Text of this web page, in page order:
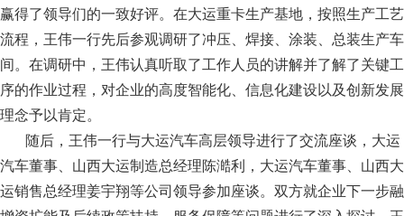
赢得了领导们的一致好评。在大运重卡生产基地，按照生产工艺
流程，王伟一行先后参观调研了冲压、焊接、涂装、总装生产车
间。在调研中，王伟认真听取了工作人员的讲解并了解了关键工
序的作业过程，对企业的高度智能化、信息化建设以及创新发展
理念予以肯定。
随后，王伟一行与大运汽车高层领导进行了交流座谈，大运
汽车董事、山西大运制造总经理陈澔利，大运汽车董事、山西大
运销售总经理姜宇翔等公司领导参加座谈。双方就企业下一步融